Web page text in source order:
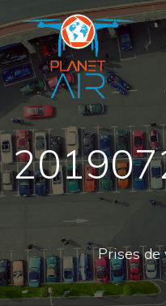
Prises de